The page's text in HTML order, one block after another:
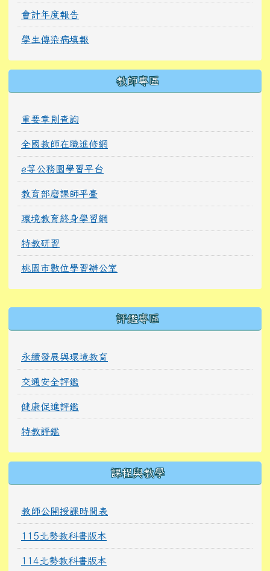
會計年度報告
學生傳染病填報
教師專區
重要章則查詢
全國教師在職進修網
e等公務園學習平台
教育部磨課師平臺
環境教育終身學習網
特教研習
桃園市數位學習辦公室
評鑑專區
永續發展與環境教育
交通安全評鑑
健康促進評鑑
特教評鑑
課程與教學
教師公開授課時間表
115北勢教科書版本
114北勢教科書版本